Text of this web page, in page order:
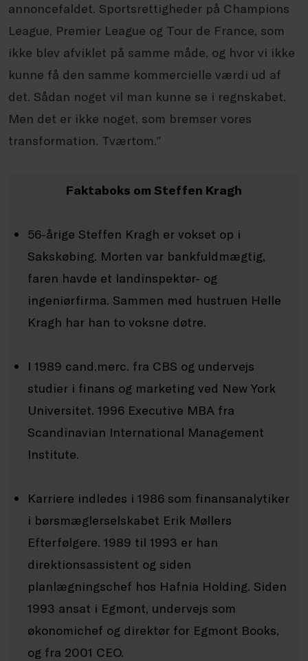
annoncefaldet. Sportsrettigheder på Champions
League, Premier League og Tour de France, som
ikke blev afviklet på samme måde, og hvor vi ikke
kunne få den samme kommercielle værdi ud af
det. Sådan noget vil man kunne se i regnskabet.
Men det er ikke noget, som bremser vores
transformation. Tværtom.”
Faktaboks om Steffen Kragh
56-årige Steffen Kragh er vokset op i
Sakskøbing. Morten var bankfuldmægtig,
faren havde et landinspektør- og
ingeniørfirma. Sammen med hustruen Helle
Kragh har han to voksne døtre.
I 1989 cand.merc. fra CBS og undervejs
studier i finans og marketing ved New York
Universitet. 1996 Executive MBA fra
Scandinavian International Management
Institute.
Karriere indledes i 1986 som finansanalytiker
i børsmæglerselskabet Erik Møllers
Efterfølgere. 1989 til 1993 er han
direktionsassistent og siden
planlægningschef hos Hafnia Holding. Siden
1993 ansat i Egmont, undervejs som
økonomichef og direktør for Egmont Books,
og fra 2001 CEO.